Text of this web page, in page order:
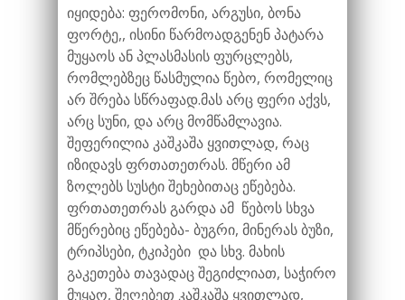
იყიდება: ფერომონი, არგუსი, ბონა
ფორტე,, ისინი წარმოადგენენ პატარა
მუყაოს ან პლასმასის ფურცლებს,
რომლებზეც წასმულია წებო, რომელიც
არ შრება სწრაფად.მას არც ფერი აქვს,
არც სუნი, და არც მომწამლავია.
შეფერილია კაშკაშა ყვითლად, რაც
იზიდავს ფრთათეთრას. მწერი ამ
ზოლებს სუსტი შეხებითაც ეწებება.
ფრთათეთრას გარდა ამ წებოს სხვა
მწერებიც ეწებება- ბუგრი, მინერას ბუზი,
ტრიპსები, ტკიპები და სხვ. მახის
გაკეთება თავადაც შეგიძლიათ, საჭირო
მუყაო, შეღებეთ კაშკაშა ყვითლად,